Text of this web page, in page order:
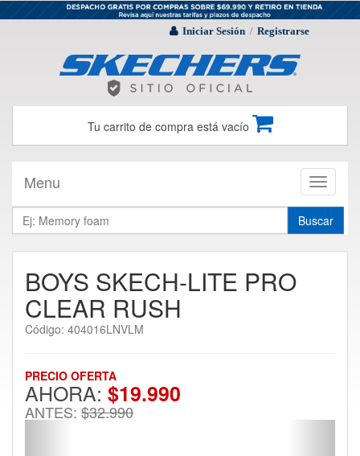
Iniciar Sesión / Registrarse
Tu carrito de compra está vacío
Toggle
Menu
Buscar
BOYS SKECH-LITE PRO
CLEAR RUSH
Código: 404016LNVLM
PRECIO OFERTA
AHORA: $19.990
ANTES: $32.990